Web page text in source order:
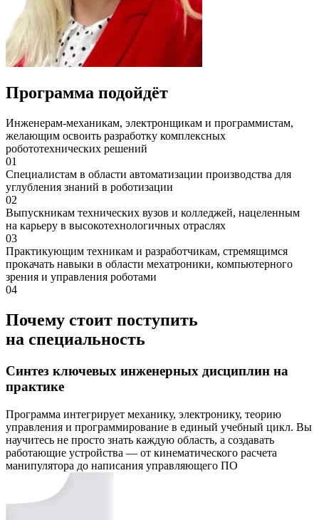
Программа подойдёт
Инженерам-механикам, электронщикам и программистам,
желающим освоить разработку комплексных
робототехнических решений
01
Специалистам в области автоматизации производства для
углубления знаний в роботизации
02
Выпускникам технических вузов и колледжей, нацеленным
на карьеру в высокотехнологичных отраслях
03
Практикующим техникам и разработчикам, стремящимся
прокачать навыки в области мехатроники, компьютерного
зрения и управления роботами
04
Почему стоит поступить
на специальность
Синтез ключевых инженерных дисциплин на
практике
Программа интегрирует механику, электронику, теорию
управления и программирование в единый учебный цикл. Вы
научитесь не просто знать каждую область, а создавать
работающие устройства — от кинематического расчета
манипулятора до написания управляющего ПО